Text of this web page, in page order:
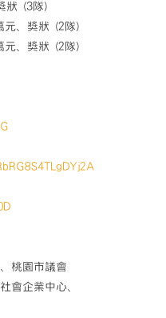
狀 (3隊)
元、獎狀 (2隊)
元、獎狀 (2隊)
桃園市議會
會企業中心、